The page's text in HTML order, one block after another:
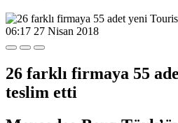
06:17 27 Nisan 2018
26 farklı firmaya 55
teslim etti